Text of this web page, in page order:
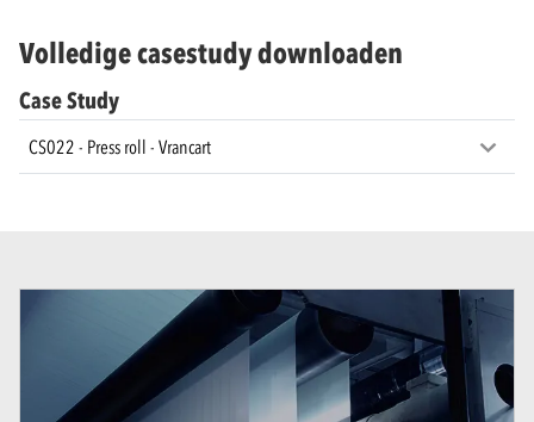
Volledige casestudy downloaden
Case Study
CS022 - Press roll - Vrancart